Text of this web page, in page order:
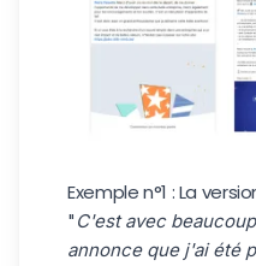
Exemple n°1 : La
" C'est avec
annonce que j'ai été